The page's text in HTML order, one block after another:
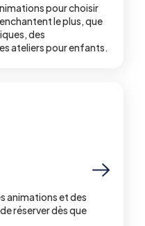
pour choisir
le plus, que
des
ateliers pour enfants.
animations et des
réserver dès que